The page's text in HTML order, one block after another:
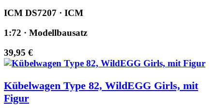
ICM DS7207 · ICM
1:72 · Modellbausatz
39,95 €
Kübelwagen Type 82, WildEGG Girls, mit
Figur